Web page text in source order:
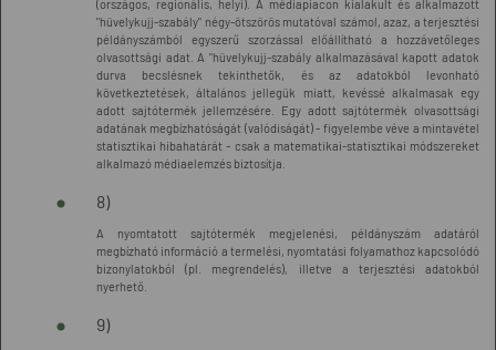
(országos, regionális, helyi). A médiapiacon kialakult és alkalmazott
"hüvelykujj-szabály" négy-ötszörös mutatóval számol, azaz, a terjesztési
példányszámból egyszerű szorzással előállítható a hozzávetőleges
olvasottsági adat. A "hüvelykujj-szabály alkalmazásával kapott adatok
durva becslésnek tekinthetők, és az adatokból levonható
következtetések, általános jellegük miatt, kevéssé alkalmasak egy
adott sajtótermék jellemzésére. Egy adott sajtótermék olvasottsági
adatának megbízhatóságát (valódiságát) - figyelembe véve a mintavétel
statisztikai hibahatárát - csak a matematikai-statisztikai módszereket
alkalmazó médiaelemzés biztosítja.
8)
A nyomtatott sajtótermék megjelenési, példányszám adatáról
megbízható információ a termelési, nyomtatási folyamathoz kapcsolódó
bizonylatokból (pl. megrendelés), illetve a terjesztési adatokból
nyerhető.
9)